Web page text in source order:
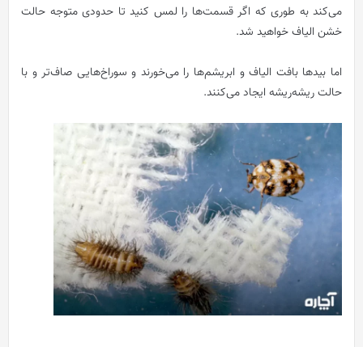
می‌کند به طوری که اگر قسمت‌ها را لمس کنید تا حدودی متوجه حالت
خشن الیاف خواهید شد.
اما بیدها بافت الیاف و ابریشم‌ها را می‌خورند و سوراخ‌هایی صاف‌تر و با
حالت ریشه‌ریشه ایجاد می‌کنند.